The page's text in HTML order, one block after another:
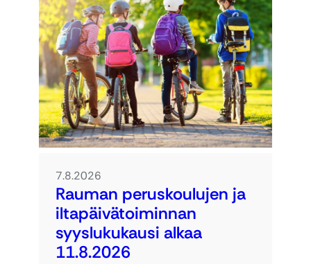
7.8.2026
Rauman peruskoulujen ja
iltapäivätoiminnan
syyslukukausi alkaa
11.8.2026